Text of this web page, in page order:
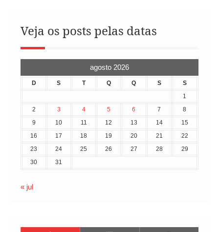
Veja os posts pelas datas
agosto 2026
D S T Q Q S
S
1
2
3 4 5 6 7
8
9
10 11 12 13 14
15
16
17 18 19 20 21
22
23
24 25 26 27 28
29
30
31
« jul